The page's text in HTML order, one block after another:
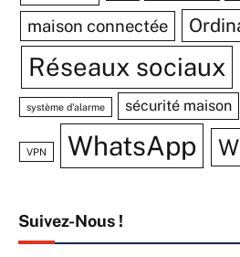
maison connectée
Réseaux sociaux
système d'alarme sécurité maison
VPN WhatsApp
Suivez-Nous !